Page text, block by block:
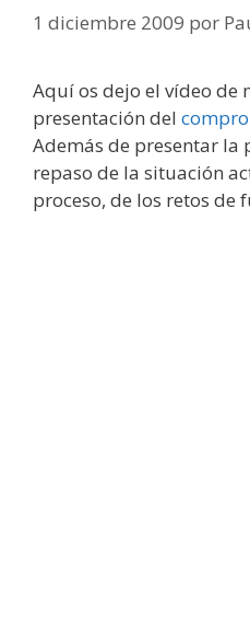
1 diciembre 2009 por
Aquí os dejo el vídeo de
presentación del
Además de presentar la
repaso de la situación
proceso, de los retos de